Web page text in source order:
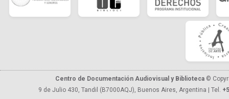
Centro de Documentación Audiovisual y Biblioteca ©
9 de Julio 430, Tandil (B7000AQJ), Buenos Aires, Argentina | Tel.